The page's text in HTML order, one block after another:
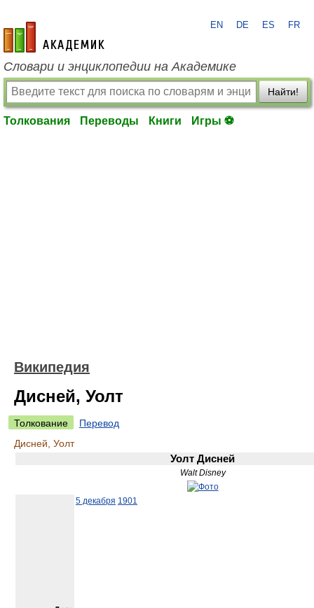
academic.ru
EN DE ES FR
Словари и энциклопедии на Академике
Найти!
Толкования Переводы Книги Игры ⚽
Википедия
Дисней, Уолт
Толкование
Перевод
Дисней, Уолт
Уолт Дисней
Walt Disney
5 декабря 1901